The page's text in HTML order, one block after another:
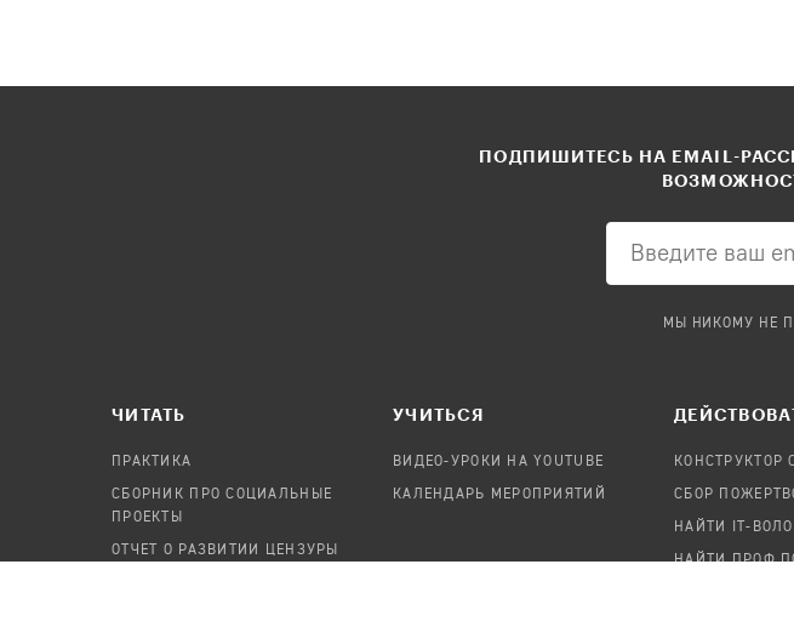
ПОДПИШИТЕСЬ НА EMAIL-
МЫ НИКОМУ НЕ
ЧИТАТЬ
ПРАКТИКА
СБОРНИК ПРО СОЦИАЛЬНЫЕ
ПРОЕКТЫ
ОТЧЕТ О РАЗВИТИИ ЦЕНЗУРЫ
УЧИТЬСЯ
ВИДЕО-УРОКИ НА YOUTUBE
КАЛЕНДАРЬ МЕРОПРИЯТИЙ
КОНСТРУКТОР
СБОР
НАЙТИ IT-
НАЙТИ